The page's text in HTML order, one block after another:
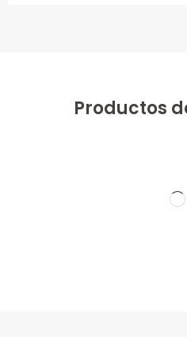
Productos